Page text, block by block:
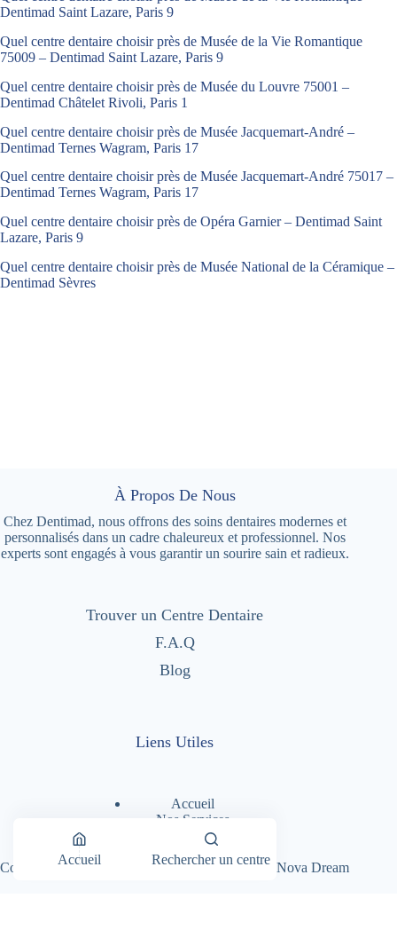
Dentimad Saint Lazare, Paris 9
Quel centre dentaire choisir près de Musée de la Vie Romantique
75009 – Dentimad Saint Lazare, Paris 9
Quel centre dentaire choisir près de Musée du Louvre 75001 –
Dentimad Châtelet Rivoli, Paris 1
Quel centre dentaire choisir près de Musée Jacquemart-André –
Dentimad Ternes Wagram, Paris 17
Quel centre dentaire choisir près de Musée Jacquemart-André 75017 –
Dentimad Ternes Wagram, Paris 17
Quel centre dentaire choisir près de Opéra Garnier – Dentimad Saint
Lazare, Paris 9
Quel centre dentaire choisir près de Musée National de la Céramique –
Dentimad Sèvres
À Propos De Nous
Chez Dentimad, nous offrons des soins dentaires modernes et
personnalisés dans un cadre chaleureux et professionnel. Nos
experts sont engagés à vous garantir un sourire sain et radieux.
Trouver un Centre Dentaire
F.A.Q
Blog
Liens Utiles
Accueil
Nos Services
Nos Centres Dentaires
A Propos
Copyright © 2026 - Dentimad |Création Site par Nova Dream
Accueil Rechercher un centre